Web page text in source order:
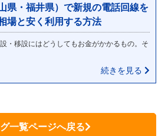
県・福井県）で新規の電話回線を
場と安く利用する方法
・移設にはどうしてもお金がかかるもの。そ
続きを見る
一覧ページへ戻る